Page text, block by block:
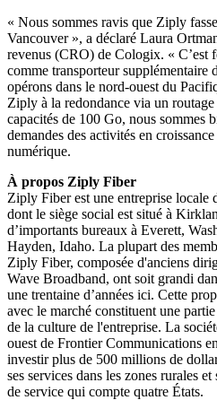
« Nous sommes ravis que Ziply
Vancouver », a déclaré Laura
revenus (CRO) de Cologix. « C’est
comme transporteur supplémentaire
opérons dans le nord-ouest du
Ziply à la redondance via un
capacités de 100 Go, nous sommes
demandes des activités en
numérique.
À propos Ziply Fiber
Ziply Fiber est une entreprise locale
dont le siège social est situé à
d’importants bureaux à Everett,
Hayden, Idaho. La plupart des
Ziply Fiber, composée d'anciens
Wave Broadband, ont soit grandi
une trentaine d’années ici. Cette
avec le marché constituent une
de la culture de l'entreprise. La
ouest de Frontier Communications
investir plus de 500 millions de
ses services dans les zones rurales
de service qui compte quatre États.